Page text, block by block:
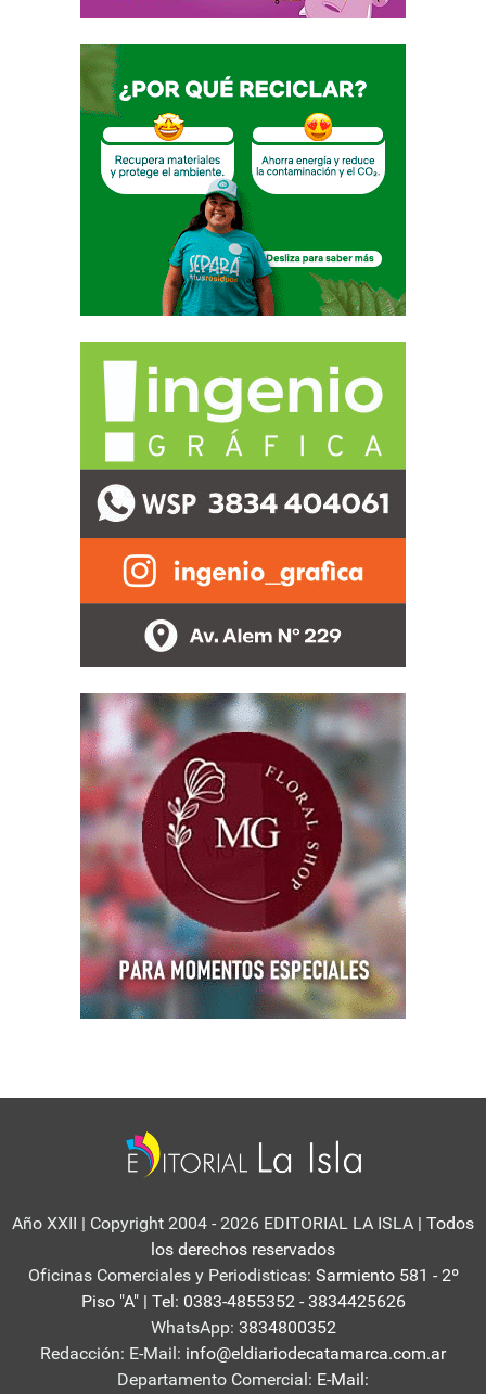
Año XXII | Copyright 2004 - 2026 EDITORIAL LA ISLA | Todos
los derechos reservados
Oficinas Comerciales y Periodisticas: Sarmiento 581 - 2º
Piso "A" | Tel: 0383-4855352 - 3834425626
WhatsApp: 3834800352
Redacción: E-Mail: info@eldiariodecatamarca.com.ar
Departamento Comercial: E-Mail: